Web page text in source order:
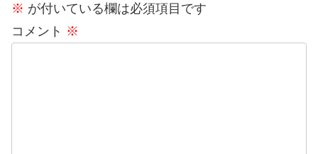
※ が付いている欄は必須項目です
コメント ※